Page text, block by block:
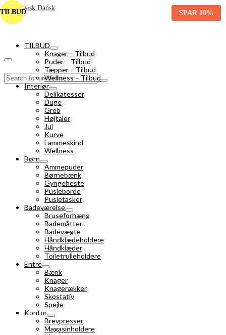
Search
for:
TILBUD
Knager – Tilbud
Puder – Tilbud
Tæpper – Tilbud
Wellness – Tilbud
Interiør
Delikatesser
Duge
Greb
Højtaler
Jul
Kurve
Lammeskind
Wellness
Børn
Ammepuder
Børnebænk
Gyngeheste
Pusleborde
Pusletasker
Badeværelse
Bruseforhæng
Bademåtter
Badevægte
Håndklædeholdere
Håndklæder
Toiletrulleholdere
Entré
Bænk
Knager
Knagerækker
Skostativ
Spejle
Kontor
Brevpresser
Magasinholdere
TILBUD SPAR 10%